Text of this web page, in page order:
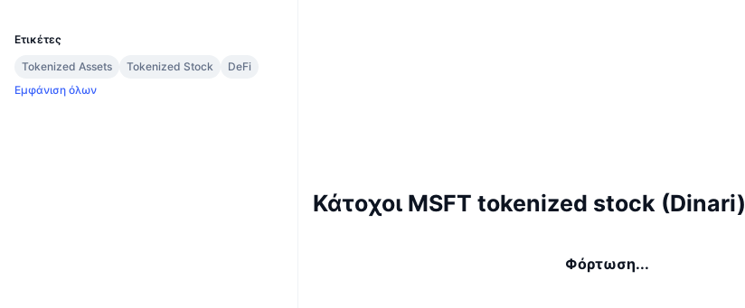
Ετικέτες
Tokenized Assets
Tokenized Stock
DeFi
Εμφάνιση όλων
Κάτοχοι MSFT tokenized stock (Dinari)
Φόρτωση...